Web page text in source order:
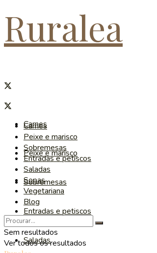
Ruralea
Carnes
Peixe e marisco
Sobremesas
Entradas e petiscos
Saladas
Carnes
Peixe e marisco
Sobremesas
Entradas e petiscos
Saladas
Sopas
Vegetariana
Blog
Sem resultados
Ver todos os resultados